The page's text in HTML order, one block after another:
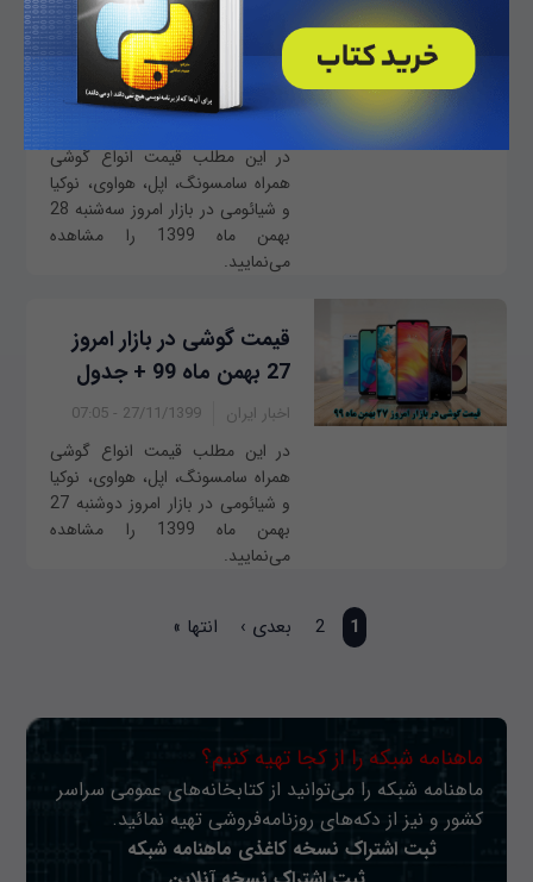
قیمت گوشی در بازار امروز
28 بهمن ماه 99 + جدول
اخبار ایران 28/11/1399 - 08:05
در این مطلب قیمت انواع گوشی
همراه سامسونگ، اپل، هواوی، نوکیا
و شیائومی در بازار امروز سه‌شنبه 28
بهمن ماه 1399 را مشاهده
می‌نمایید.
قیمت گوشی در بازار امروز
27 بهمن ماه 99 + جدول
اخبار ایران 27/11/1399 - 07:05
در این مطلب قیمت انواع گوشی
همراه سامسونگ، اپل، هواوی، نوکیا
و شیائومی در بازار امروز دوشنبه 27
بهمن ماه 1399 را مشاهده
می‌نمایید.
1
2 بعدی › انتها »
ماهنامه شبکه را از کجا تهیه کنیم؟
ماهنامه شبکه را می‌توانید از کتابخانه‌های عمومی سراسر
کشور و نیز از دکه‌های روزنامه‌فروشی تهیه نمائید.
ثبت اشتراک نسخه کاغذی ماهنامه شبکه